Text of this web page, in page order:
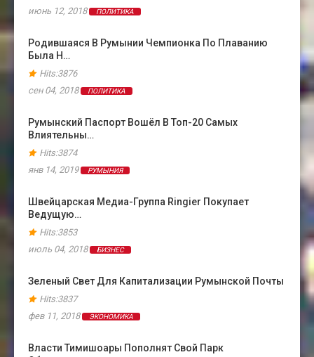
июнь 12, 2018
ПОЛИТИКА
Родившаяся В Румынии Чемпионка По Плаванию
Была Н…
Hits:3876
сен 04, 2018
ПОЛИТИКА
Румынский Паспорт Вошёл В Топ-20 Самых
Влиятельны…
Hits:3874
янв 14, 2019
РУМЫНИЯ
Швейцарская Медиа-Группа Ringier Покупает
Ведущую…
Hits:3853
июль 04, 2018
БИЗНЕС
Зеленый Свет Для Капитализации Румынской Почты
Hits:3837
фев 11, 2018
ЭКОНОМИКА
Власти Тимишоары Пополнят Свой Парк